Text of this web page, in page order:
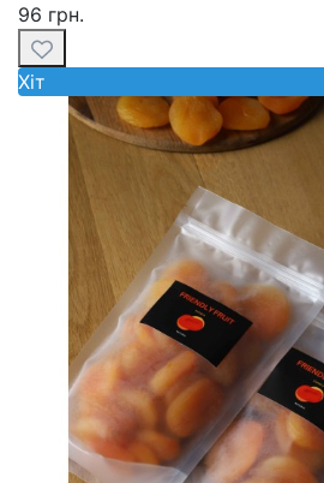
96 грн.
Хiт